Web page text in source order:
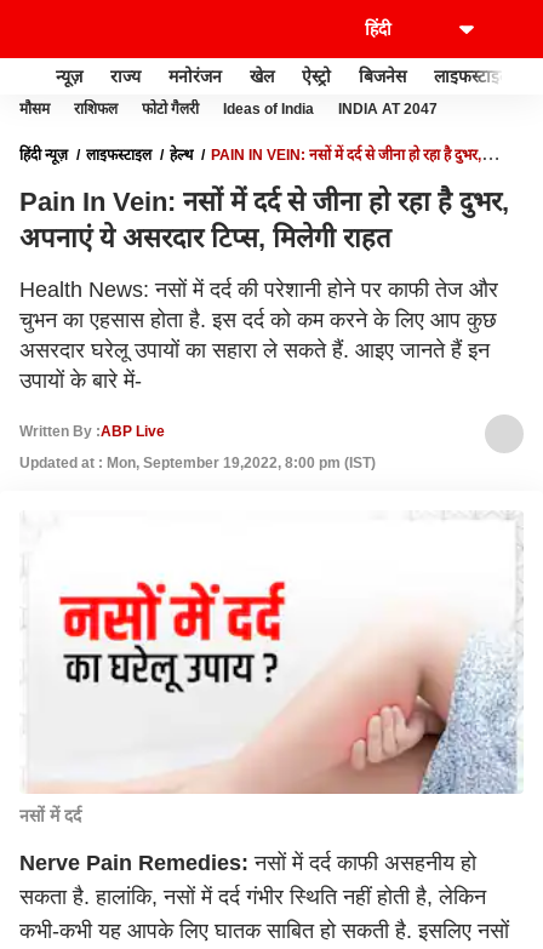
न्यूज़ राज्य मनोरंजन खेल ऐस्ट्रो बिजनेस लाइफस्टाइल
मौसम राशिफल फोटो गैलरी Ideas of India INDIA AT 2047
हिंदी न्यूज़ लाइफस्टाइल हेल्थ
PAIN IN VEIN: नसों में दर्द से जीना हो रहा है दुभर,
Pain In Vein: नसों में दर्द से जीना हो रहा है दुभर,
अपनाएं ये असरदार टिप्स, मिलेगी राहत
Health News: नसों में दर्द की परेशानी होने पर काफी तेज और
चुभन का एहसास होता है. इस दर्द को कम करने के लिए आप कुछ
असरदार घरेलू उपायों का सहारा ले सकते हैं. आइए जानते हैं इन
उपायों के बारे में-
Written By :ABP Live
Updated at : Mon, September 19,2022, 8:00 pm (IST)
नसों में दर्द
Nerve Pain Remedies: नसों में दर्द काफी असहनीय हो
सकता है. हालांकि, नसों में दर्द गंभीर स्थिति नहीं होती है, लेकिन
कभी-कभी यह आपके लिए घातक साबित हो सकती है. इसलिए नसों